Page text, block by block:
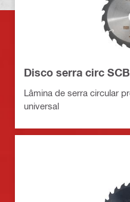
Disco serra circ
Lâmina de serra circular
universal